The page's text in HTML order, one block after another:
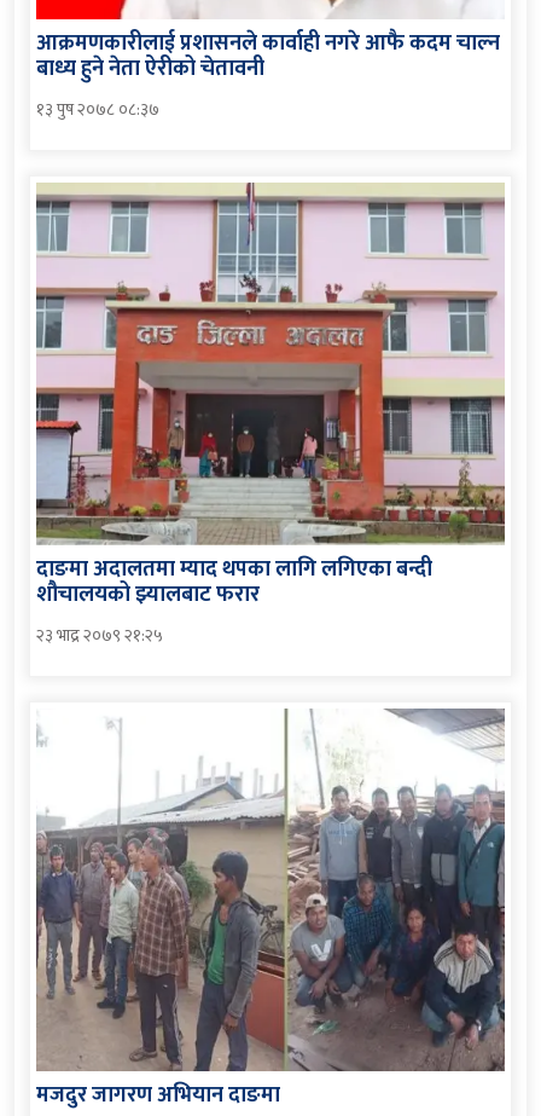
आक्रमणकारीलाई प्रशासनले कार्वाही नगरे आफै कदम चाल्न
बाध्य हुने नेता ऐरीको चेतावनी
१३ पुष २०७८ ०८:३७
दाङमा अदालतमा म्याद थपका लागि लगिएका बन्दी
शौचालयको झ्यालबाट फरार
२३ भाद्र २०७९ २१:२५
मजदुर जागरण अभियान दाङमा